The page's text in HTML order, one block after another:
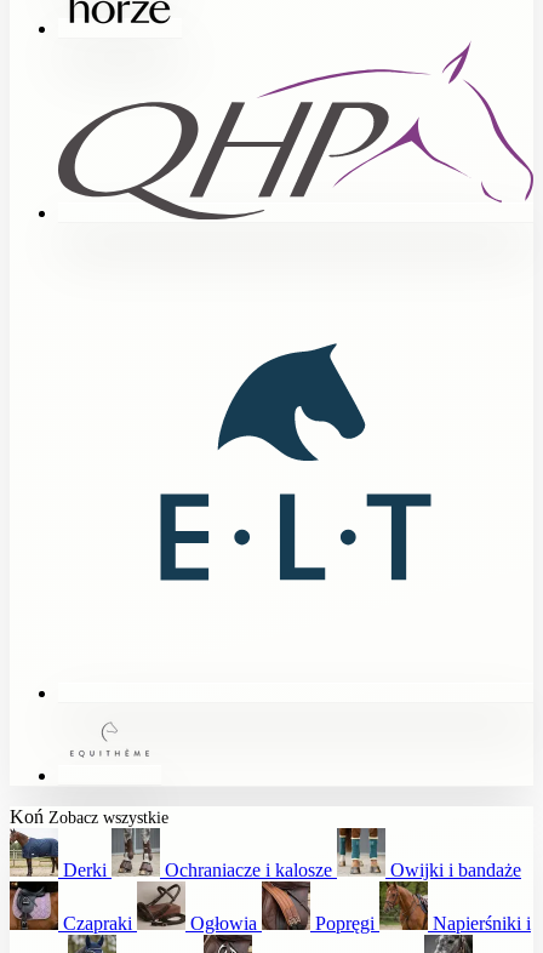
Koń Zobacz wszystkie
Derki Ochraniacze i kalosze Owijki i bandaże
Czapraki Ogłowia Popręgi Napierśniki i